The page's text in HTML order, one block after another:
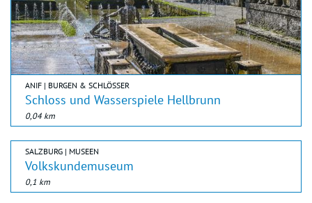
ANIF | BURGEN & SCHLÖSSER
Schloss und Wasserspiele Hellbrunn
0,04 km
SALZBURG | MUSEEN
Volkskundemuseum
0,1 km